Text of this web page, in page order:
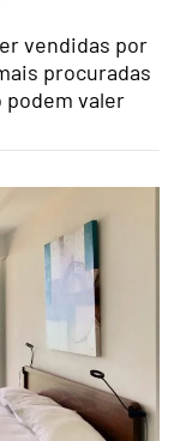
vendidas por
procuradas
valer